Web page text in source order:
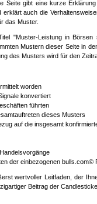
Seite gibt eine kurze
auch die
das Muster.
"Muster-Leistung in
Mustern dieser Seite in
des Musters wird für den
worden
konvertiert
führten
dieses Musters
auf die insgesamt
der einbezogenen bulls.com©
wertvoller Leitfaden, der
Beitrag der